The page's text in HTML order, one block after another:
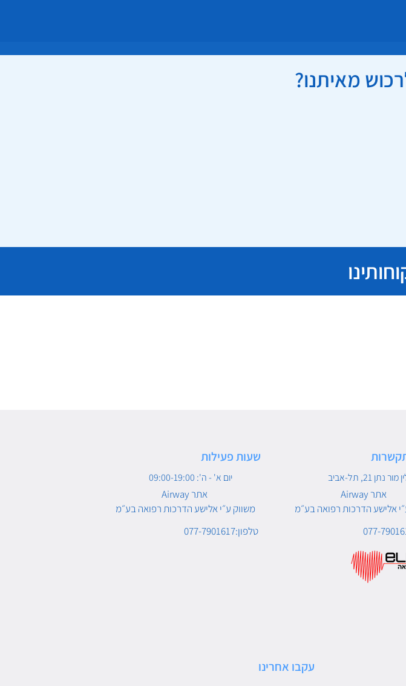
מאיתנו?
שעות פעילות
יום א' - ה': 09:00-19:00
Airway אתר
משווק ע״י אלישע הדרכות רפואה בע״מ
טלפון:077-7901617
21, תל-אביב
Airway אתר
אלישע הדרכות רפואה בע״מ
עקבו אחרינו